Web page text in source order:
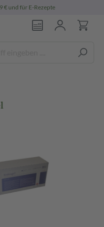
€ und für E-Rezepte